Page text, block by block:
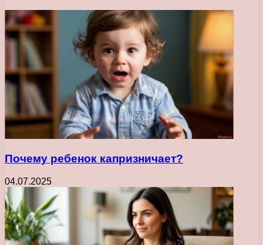
Почему ребенок капризничает?
04.07.2025